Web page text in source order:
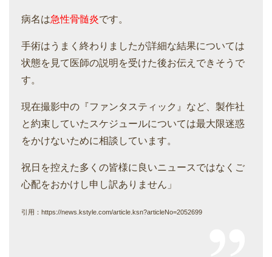
病名は急性骨髄炎です。
手術はうまく終わりましたが詳細な結果については
状態を見て医師の説明を受けた後お伝えできそうで
す。
現在撮影中の『ファンタスティック』など、製作社
と約束していたスケジュールについては最大限迷惑
をかけないために相談しています。
祝日を控えた多くの皆様に良いニュースではなくご
心配をおかけし申し訳ありません」
引用：https://news.kstyle.com/article.ksn?articleNo=2052699